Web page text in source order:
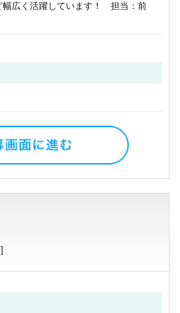
幅広く活躍しています！ 担当：前